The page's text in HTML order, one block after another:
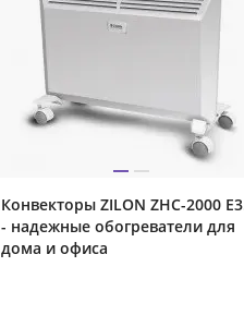
Конвекторы ZILON ZHC-2000
- надежные обогреватели для
дома и офиса